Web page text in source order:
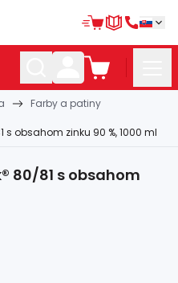
Farby a patiny
obsahom zinku 90 %, 1000 ml
80/81 s obsahom